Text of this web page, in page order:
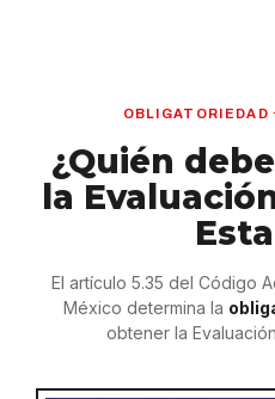
OBLIGATORIEDAD
¿Quién
la
El artículo 5.35 del Código
México determina la
obtener la